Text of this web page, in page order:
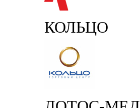
КОЛЬЦО